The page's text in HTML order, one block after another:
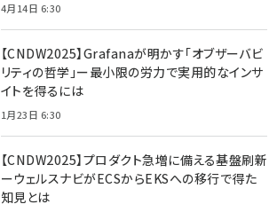
4月14日 6:30
【CNDW2025】Grafanaが明かす「オブザーバビ
リティの哲学」ー最小限の労力で実用的なインサ
イトを得るには
1月23日 6:30
【CNDW2025】プロダクト急増に備える基盤刷新
ーウェルスナビがECSからEKSへの移行で得た
知見とは